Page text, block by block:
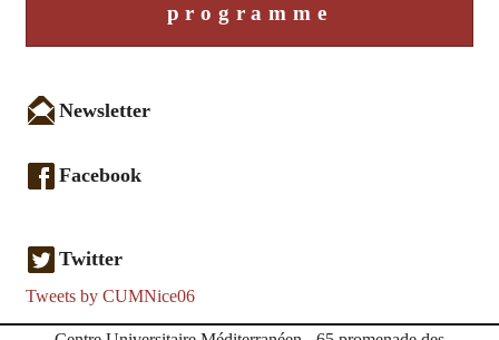
programme
Newsletter
Facebook
Twitter
Tweets by CUMNice06